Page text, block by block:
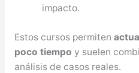
impacto.
Estos cursos permiten
poco tiempo y suelen
análisis de casos reales.